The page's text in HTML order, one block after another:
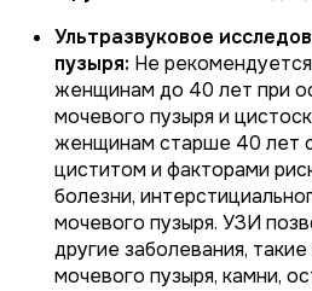
Ультразвуковое
пузыря: Не
женщинам до 40 лет при
мочевого пузыря и
женщинам старше 40 лет
циститом и факторами
болезни,
мочевого пузыря. УЗИ
другие заболевания,
мочевого пузыря, камни,